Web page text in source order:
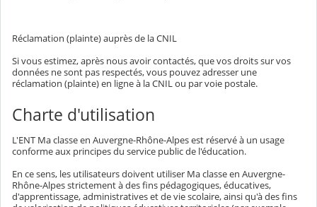
Réclamation (plainte) auprès de la CNIL
Si vous estimez, après nous avoir contactés, que vos droits sur vos
données ne sont pas respectés, vous pouvez adresser une
réclamation (plainte) en ligne à la CNIL ou par voie postale.
Charte d'utilisation
L'ENT Ma classe en Auvergne-Rhône-Alpes est réservé à un usage
conforme aux principes du service public de l'éducation.
En ce sens, les utilisateurs doivent utiliser Ma classe en Auvergne-
Rhône-Alpes strictement à des fins pédagogiques, éducatives,
d'apprentissage, administratives et de vie scolaire, ainsi qu'à des fins